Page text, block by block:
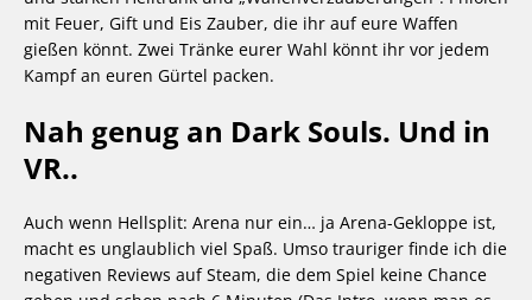
mit Feuer, Gift und Eis Zauber, die ihr auf eure Waffen
gießen könnt. Zwei Tränke eurer Wahl könnt ihr vor jedem
Kampf an euren Gürtel packen.
Nah genug an Dark Souls. Und in
VR..
Auch wenn Hellsplit: Arena nur ein… ja Arena-Gekloppe ist,
macht es unglaublich viel Spaß. Umso trauriger finde ich die
negativen Reviews auf Steam, die dem Spiel keine Chance